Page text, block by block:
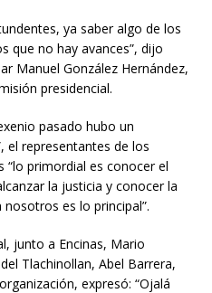
ya saber algo de los
que no hay avances”, dijo
Manuel González Hernández,
presidencial.
pasado hubo un
el representantes de los
“lo primordial es conocer el
la justicia y conocer la
es lo principal”.
junto a Encinas, Mario
Tlachinollan, Abel Barrera,
expresó: “Ojalá